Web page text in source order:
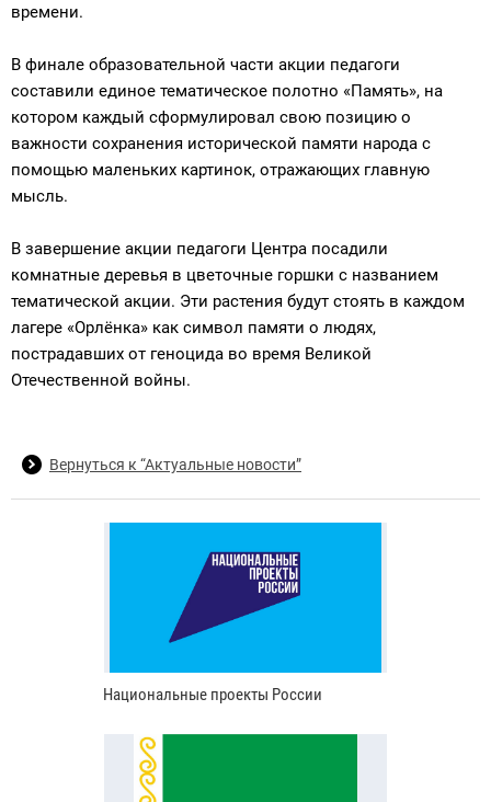
времени.
В финале образовательной части акции педагоги
составили единое тематическое полотно «Память», на
котором каждый сформулировал свою позицию о
важности сохранения исторической памяти народа с
помощью маленьких картинок, отражающих главную
мысль.
В завершение акции педагоги Центра посадили
комнатные деревья в цветочные горшки с названием
тематической акции. Эти растения будут стоять в каждом
лагере «Орлёнка» как символ памяти о людях,
пострадавших от геноцида во время Великой
Отечественной войны.
Вернуться к “Актуальные новости”
Национальные проекты России